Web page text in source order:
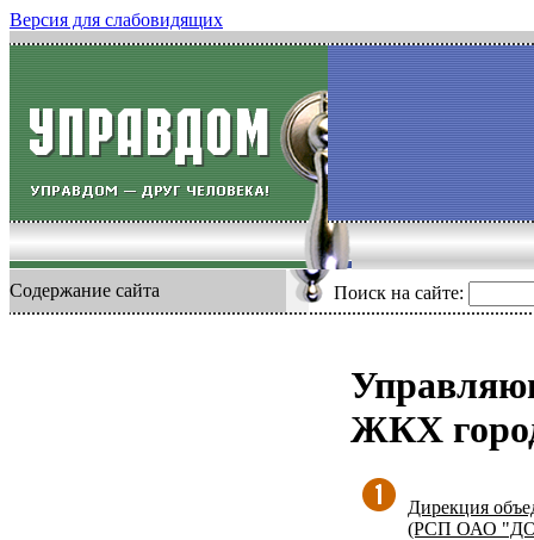
Версия для слабовидящих
Содержание сайта Поиск на сайте:
ЖКХ
Дирекция
(РСП ОАО